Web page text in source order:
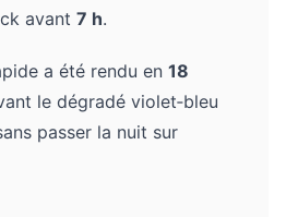
avant 7 h.
a été rendu en 18
le dégradé violet‑bleu
passer la nuit sur